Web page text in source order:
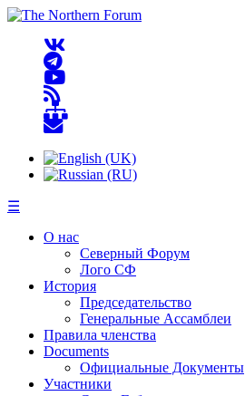
☰
О нас
Северный Форум
Лого СФ
История
Председательство
Генеральные Ассамблеи
Правила членства
Documents
Официальные Документы
Участники